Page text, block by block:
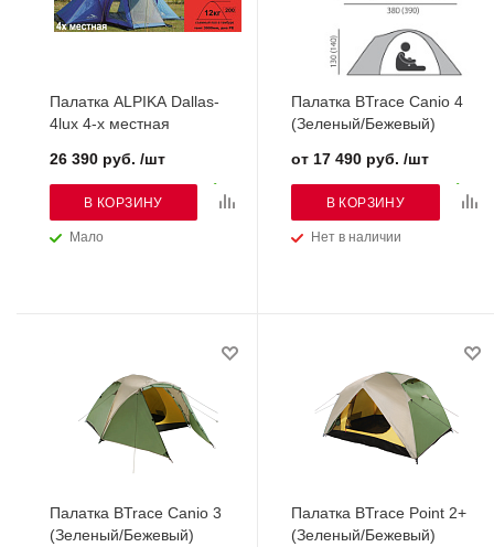
Палатка ALPIKA Dallas-
4lux 4-х местная
Мало
26 390 руб. /шт
В КОРЗИНУ
Палатка BTrace Canio 4
(Зеленый/Бежевый)
Нет в наличии
от 17 490 руб. /шт
В КОРЗИНУ
Палатка BTrace Canio 3
(Зеленый/Бежевый)
Палатка BTrace Point 2+
(Зеленый/Бежевый)